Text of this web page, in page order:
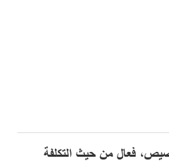
فعال من حيث التكلفة